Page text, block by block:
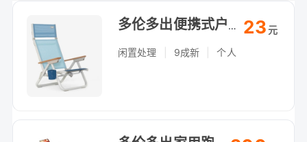
多伦多出便携式户外折叠椅，露营钓鱼必备，自提
闲置处理 9成新 个人
23元